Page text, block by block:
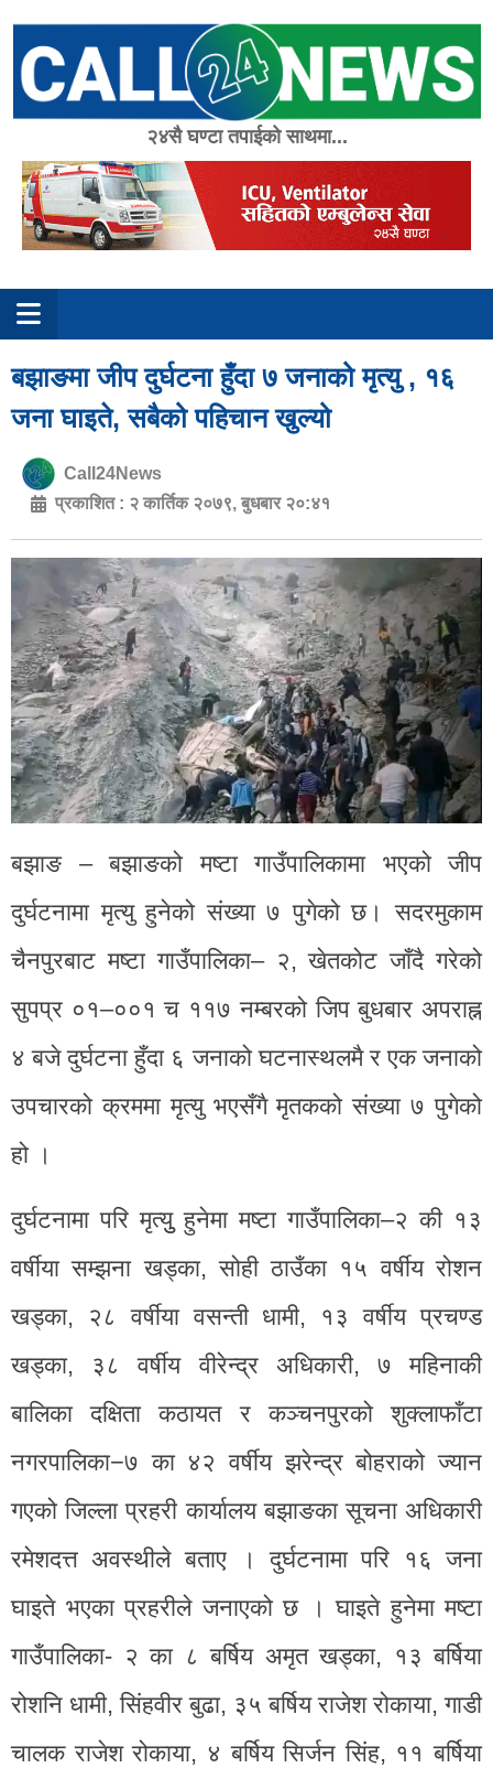
content
२४सै घण्टा तपाईको साथमा...
बझाङमा जीप दुर्घटना हुँदा ७ जनाको मृत्यु , १६
जना घाइते, सबैको पहिचान खुल्यो
Call24News
प्रकाशित : २ कार्तिक २०७९, बुधबार २०:४१
बझाङ – बझाङको मष्टा गाउँपालिकामा भएको जीप
दुर्घटनामा मृत्यु हुनेको संख्या ७ पुगेको छ। सदरमुकाम
चैनपुरबाट मष्टा गाउँपालिका– २, खेतकोट जाँदै गरेको
सुपप्र ०१–००१ च ११७ नम्बरको जिप बुधबार अपराह्न
४ बजे दुर्घटना हुँदा ६ जनाको घटनास्थलमै र एक जनाको
उपचारको क्रममा मृत्यु भएसँगै मृतकको संख्या ७ पुगेको
हो ।
दुर्घटनामा परि मृत्युु हुनेमा मष्टा गाउँपालिका–२ की १३
वर्षीया सम्झना खड्का, सोही ठाउँका १५ वर्षीय रोशन
खड्का, २८ वर्षीया वसन्ती धामी, १३ वर्षीय प्रचण्ड
खड्का, ३८ वर्षीय वीरेन्द्र अधिकारी, ७ महिनाकी
बालिका दक्षिता कठायत र कञ्चनपुरको शुक्लाफाँटा
नगरपालिका−७ का ४२ वर्षीय झरेन्द्र बोहराको ज्यान
गएको जिल्ला प्रहरी कार्यालय बझाङका सूचना अधिकारी
रमेशदत्त अवस्थीले बताए । दुर्घटनामा परि १६ जना
घाइते भएका प्रहरीले जनाएको छ । घाइते हुनेमा मष्टा
गाउँपालिका- २ का ८ बर्षिय अमृत खड्का, १३ बर्षिया
रोशनि धामी, सिंहवीर बुढा, ३५ बर्षिय राजेश रोकाया, गाडी
चालक राजेश रोकाया, ४ बर्षिय सिर्जन सिंह, ११ बर्षिया